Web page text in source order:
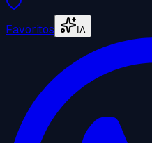
Favoritos IA